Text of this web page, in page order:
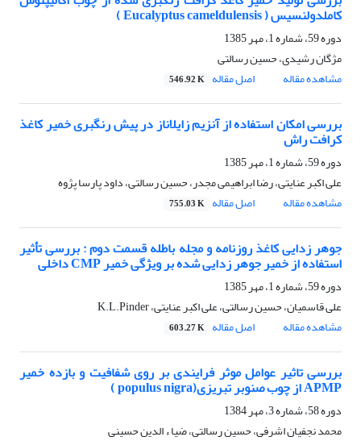
کاملدولنسیس ( Eucalyptus cameldulensis )
دوره 59، شماره 1، مهر 1385
مژگان رشیدی، حسین رسالتی
مشاهده مقاله
اصل مقاله 546.92 K
بررسی امکان استفاده از آنزیم زایلاناز در پیش رنگبری خمیر کاغذ
کرافت راش
دوره 59، شماره 1، مهر 1385
علی اکبر عنایتی، رضا ابراهیمی مجدر، حسین رسالتی، داود پارسا پژوه
مشاهده مقاله
اصل مقاله 755.03 K
جوهر زدایی کاغذ روزنامه و مجله باطله قسمت دوم : بررسی تأثیر
استفاده از خمیر جوهر زدایی شده بر ویژگی خمیر CMP داخلی
دوره 59، شماره 1، مهر 1385
علی قاسمیان، حسین رسالتی، علی اکبر عنایتی، K.L.Pinder
مشاهده مقاله
اصل مقاله 603.27 K
بررسی تاثیر عوامل موثر فرایندی بر روی شفافیت و بازده خمیر
APMP از چوب صنوبر تبریزی(populus nigra )
دوره 58، شماره 3، مهر 1384
محمد نجفیان اشرفی، حسین رسالتی، ضیا ء الدین حسینی